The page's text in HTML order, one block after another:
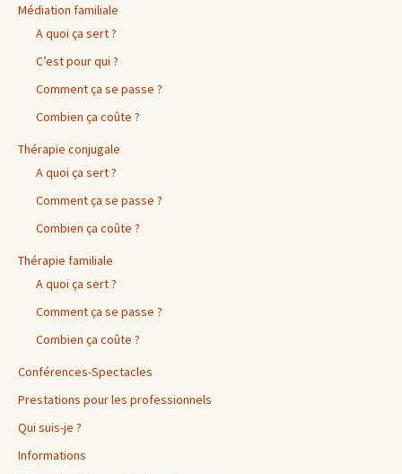
Médiation familiale
A quoi ça sert ?
C’est pour qui ?
Comment ça se passe ?
Combien ça coûte ?
Thérapie conjugale
A quoi ça sert ?
Comment ça se passe ?
Combien ça coûte ?
Thérapie familiale
A quoi ça sert ?
Comment ça se passe ?
Combien ça coûte ?
Conférences-Spectacles
Prestations pour les professionnels
Qui suis-je ?
Informations